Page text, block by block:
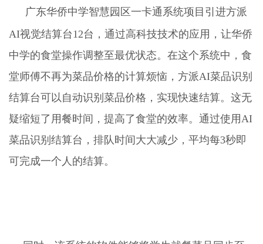
广东华侨中学智慧园区一卡通系统项目引进方派
AI视觉结算台12台，通过高科技技术的应用，让华侨
中学的食堂操作调整至最优状态。在这个系统中，食
堂师傅不再为菜品价格的计算烦恼，方派AI菜品识别
结算台可以自动识别菜品价格，实现快速结算。这无
疑缩短了用餐时间，提高了食堂的效率。通过使用AI
菜品识别结算台，排队时间大大减少，平均每3秒即
可完成一个人的结算。